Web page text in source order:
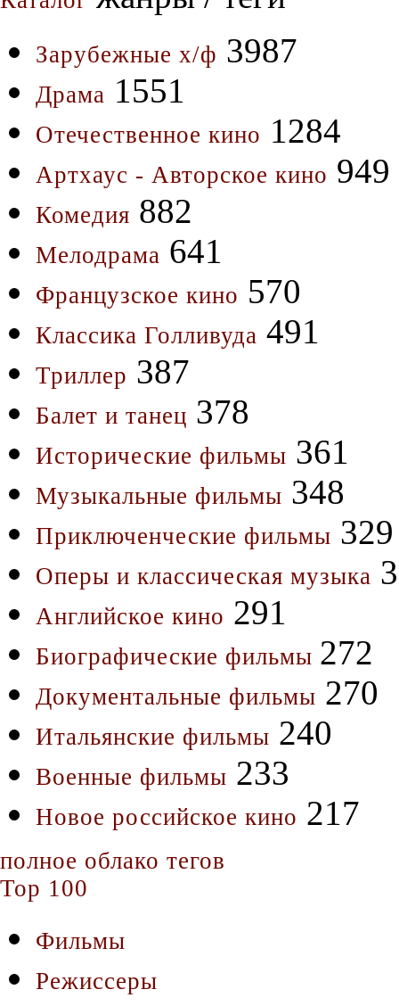
Зарубежные х/ф 3987
Драма 1551
Отечественное кино 1284
Артхаус - Авторское кино 949
Комедия 882
Мелодрама 641
Французское кино 570
Классика Голливуда 491
Триллер 387
Балет и танец 378
Исторические фильмы 361
Музыкальные фильмы 348
Приключенческие фильмы 329
Оперы и классическая музыка
Английское кино 291
Биографические фильмы 272
Документальные фильмы 270
Итальянские фильмы 240
Военные фильмы 233
Новое российское кино 217
полное облако тегов
Top 100
Фильмы
Режиссеры